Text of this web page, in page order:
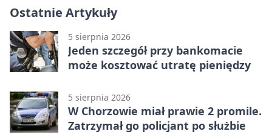
Ostatnie Artykuły
5 sierpnia 2026
Jeden szczegół przy bankomacie
może kosztować utratę pieniędzy
5 sierpnia 2026
W Chorzowie miał prawie 2 promile.
Zatrzymał go policjant po służbie